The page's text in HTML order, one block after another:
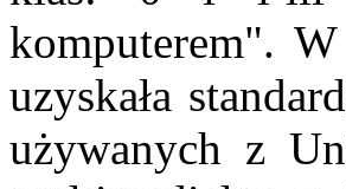
komputerem".
uzyskała
używanych z